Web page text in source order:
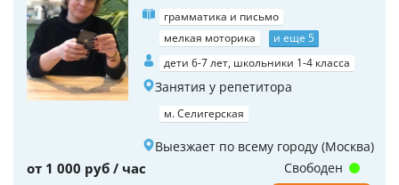
грамматика и письмо
мелкая моторика
и еще 5
дети 6-7 лет, школьники 1-4 класса
Занятия у репетитора
м. Селигерская
Выезжает по всему городу (Москва)
от 1 000 руб / час Свободен